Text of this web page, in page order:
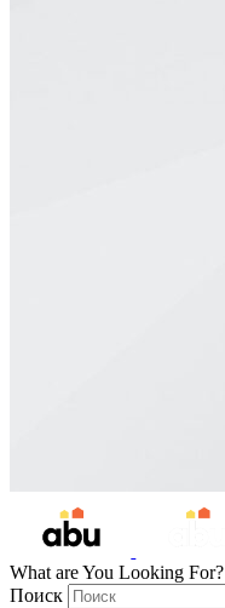
What are You Looking For?
Поиск